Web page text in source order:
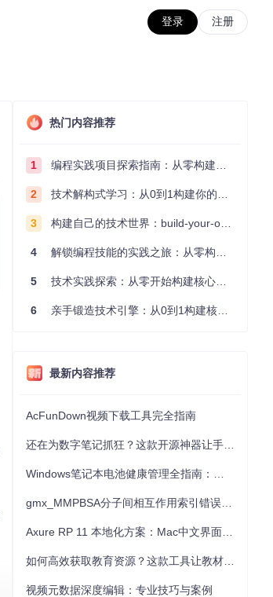
登录 注册
热门内容推荐
1 编程实践项目探索指南：从零构建技术能力体系
2 技术解构式学习：从0到1构建你的编程知识体系
3 构建自己的技术世界：build-your-own-x项目的实践探索指南
4 解锁编程技能的实践之旅：从零构建你的技术世界
5 技术实践探索：从零开始构建核心系统的实践指南
6 亲手锻造技术引擎：从0到1构建核心系统的实践指南
最新内容推荐
AcFunDown视频下载工具完全指南
视频元数据深度编辑：专业技巧与案例